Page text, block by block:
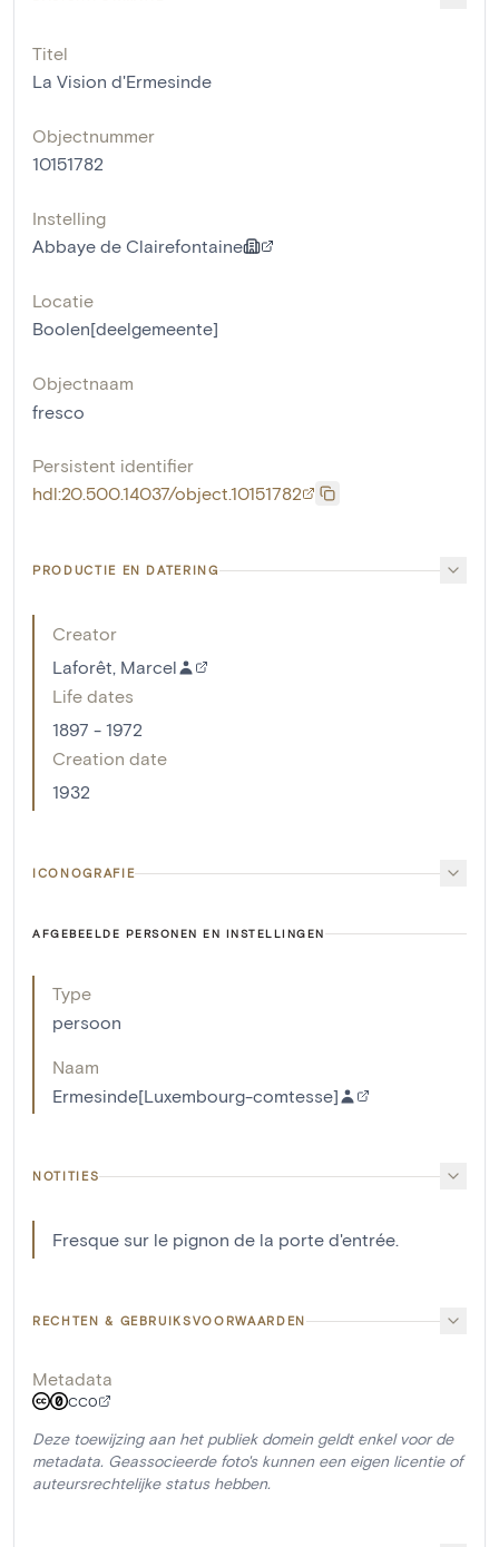
Titel
La Vision d'Ermesinde
Objectnummer
10151782
Instelling
Abbaye de Clairefontaine
Locatie
Boolen[deelgemeente]
Objectnaam
fresco
Persistent identifier
hdl:20.500.14037/object.10151782
PRODUCTIE EN DATERING
Creator
Laforêt, Marcel
Life dates
1897 - 1972
Creation date
1932
ICONOGRAFIE
AFGEBEELDE PERSONEN EN INSTELLINGEN
Type
persoon
Naam
Ermesinde[Luxembourg-comtesse]
NOTITIES
Fresque sur le pignon de la porte d'entrée.
RECHTEN & GEBRUIKSVOORWAARDEN
Metadata
CC0
Deze toewijzing aan het publiek domein geldt enkel voor de
metadata. Geassocieerde foto's kunnen een eigen licentie of
auteursrechtelijke status hebben.